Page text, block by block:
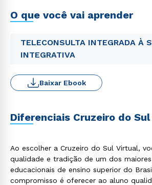
O que você vai aprender
TELECONSULTA INTEGRADA À
INTEGRATIVA
Baixar Ebook
Diferenciais Cruzeiro do Sul
Ao escolher a Cruzeiro do Sul Virtual,
qualidade e tradição de um dos
educacionais de ensino superior do
compromisso é oferecer ao aluno